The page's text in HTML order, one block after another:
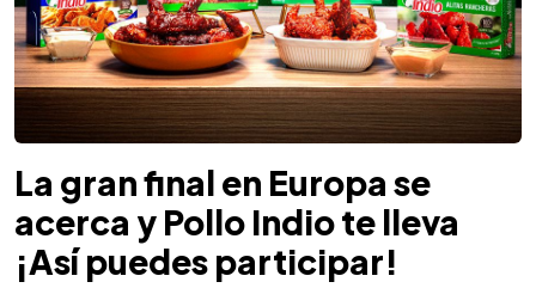
La gran final en Europa se
acerca y Pollo Indio te lleva
¡Así puedes participar!